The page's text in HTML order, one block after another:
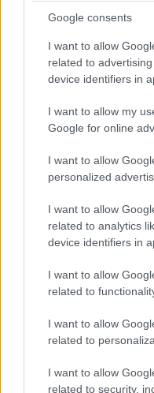
Google consents
I want to allow
related to
device identifiers in
I want to allow my
Google for online
I want to allow
personalized
I want to allow
related to analytics
device identifiers in
I want to allow
related to
I want to allow
related to
I want to allow
related to security,
ΚΟΊΤΑ ΤΩΡΑ
Άσε μας κυρά μου που
Απαντήστε
φιλιά με τον